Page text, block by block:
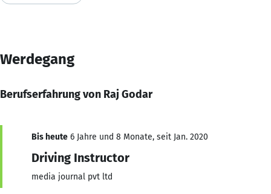
Werdegang
Berufserfahrung von Raj Godar
Bis heute 6 Jahre und 8 Monate, seit Jan. 2020
Driving Instructor
media journal pvt ltd